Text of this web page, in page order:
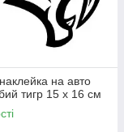
на авто
тигр 15 х 16 см